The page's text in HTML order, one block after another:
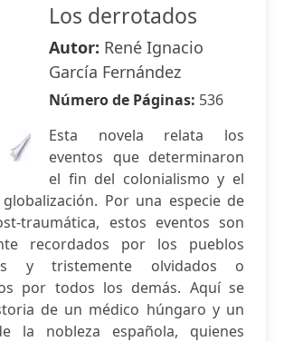
Los derrotados
Autor: René Ignacio
García Fernández
Número de Páginas: 536
Esta novela relata los
eventos que determinaron
el fin del colonialismo y el
Por una especie de
traumática, estos eventos son
recordados por los pueblos
y tristemente olvidados o
por todos los demás. Aquí se
de un médico húngaro y un
la nobleza española, quienes